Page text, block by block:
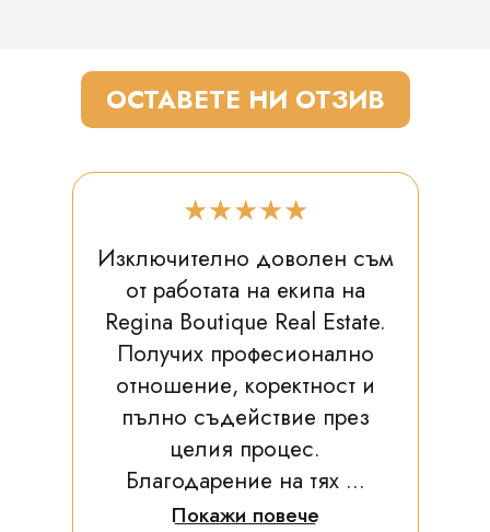
ОСТАВЕТЕ НИ ОТЗИВ
★★★★★
Изключително доволен съм
от работата на екипа на
Regina Boutique Real Estate.
Получих професионално
отношение, коректност и
пълно съдействие през
целия процес.
Благодарение на тях ...
Покажи повече